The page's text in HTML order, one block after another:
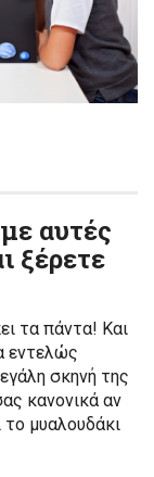
αυτές
ξέρετε
τα πάντα! Και
εντελώς
σκηνή της
κανονικά αν
το μυαλουδάκι